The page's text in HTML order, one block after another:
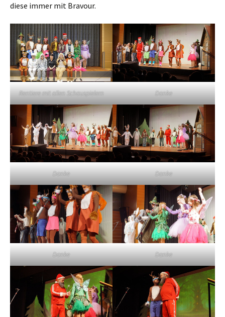
diese immer mit Bravour.
Rentiere mit allen Schauspielern Danke
Danke Danke
Danke Danke